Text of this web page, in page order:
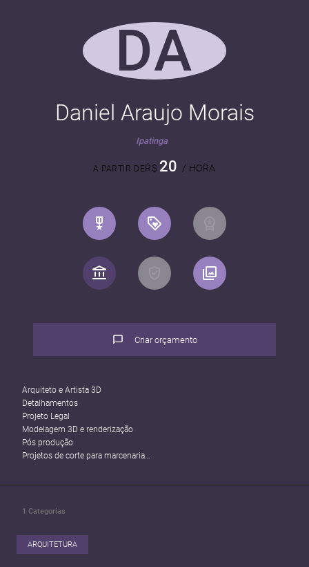
DA
Daniel Araujo Morais
Ipatinga
A PARTIR DER$ 20 / HORA
Criar orçamento
Arquiteto e Artista 3D
Detalhamentos
Projeto Legal
Modelagem 3D e renderização
Pós produção
Projetos de corte para marcenaria
1 Categorias
ARQUITETURA